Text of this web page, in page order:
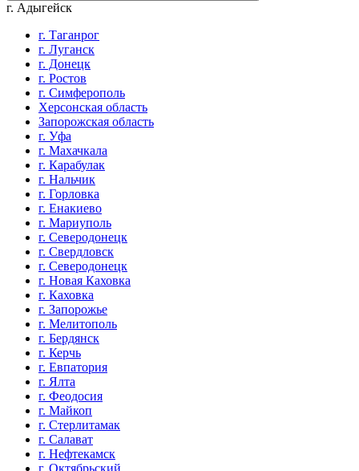
г. Адыгейск
г. Таганрог
г. Луганск
г. Донецк
г. Ростов
г. Симферополь
Херсонская область
Запорожская область
г. Уфа
г. Махачкала
г. Карабулак
г. Нальчик
г. Горловка
г. Енакиево
г. Мариуполь
г. Северодонецк
г. Свердловск
г. Северодонецк
г. Новая Каховка
г. Каховка
г. Запорожье
г. Мелитополь
г. Бердянск
г. Керчь
г. Евпатория
г. Ялта
г. Феодосия
г. Майкоп
г. Стерлитамак
г. Салават
г. Нефтекамск
г. Октябрьский